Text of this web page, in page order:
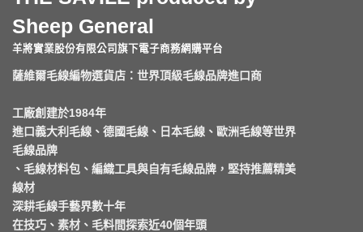
Sheep General
羊將實業股份有限公司旗下電子商務網購平台
薩維爾毛線編物選貨店：世界頂級毛線品牌進口商
工廠創建於1984年
進口義大利毛線、德國毛線、日本毛線、歐洲毛線等世界
毛線品牌
、毛線材料包、編織工具與自有毛線品牌，堅持推薦精美
線材
深耕毛線手藝界數十年
在技巧、素材、毛料間探索近40個年頭